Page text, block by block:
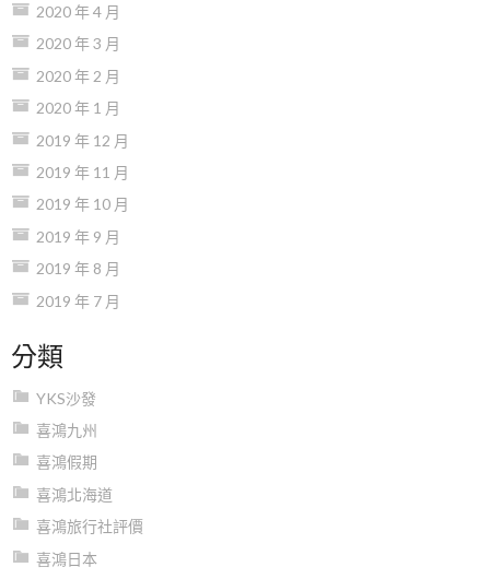
2020 年 4 月
2020 年 3 月
2020 年 2 月
2020 年 1 月
2019 年 12 月
2019 年 11 月
2019 年 10 月
2019 年 9 月
2019 年 8 月
2019 年 7 月
分類
YKS沙發
喜鴻九州
喜鴻假期
喜鴻北海道
喜鴻旅行社評價
喜鴻日本